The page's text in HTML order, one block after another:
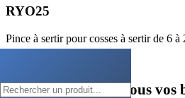
RYO25
Pince à sertir pour cosses à sertir de 6 à
Nous répondons à tous vos